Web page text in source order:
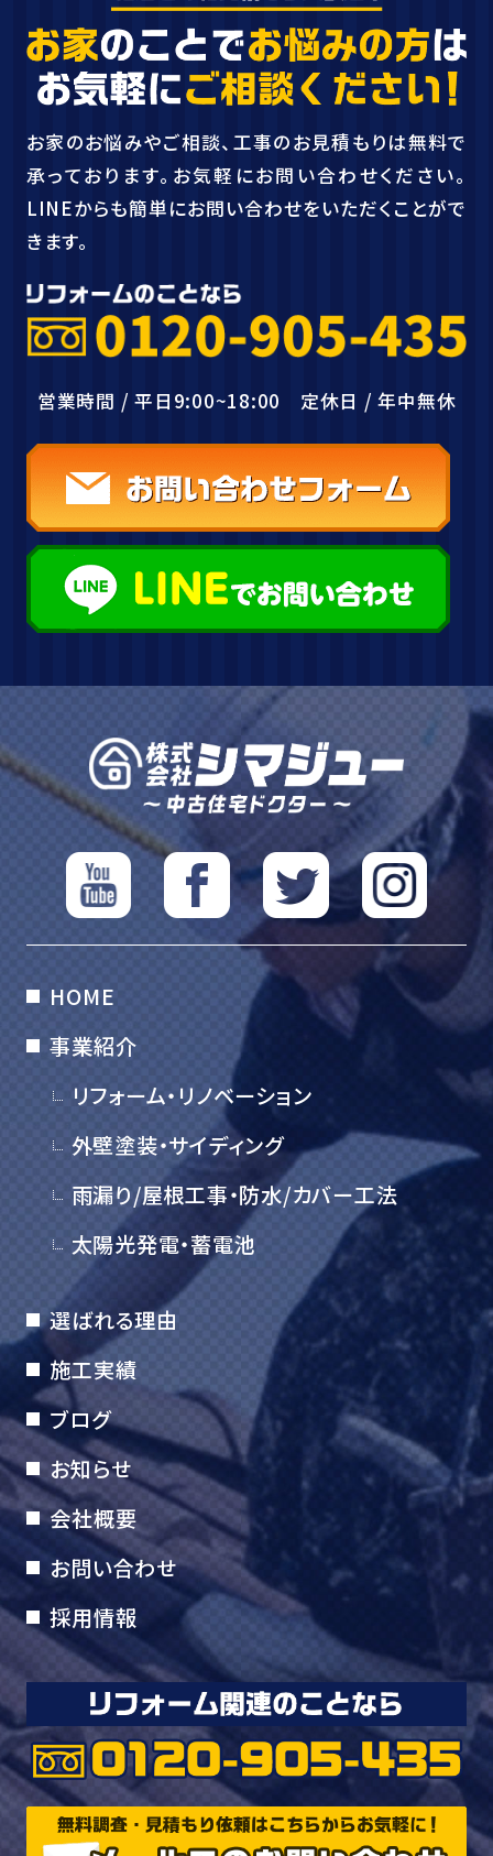
お家のお悩みやご相談、工事のお見積もりは無料で
承っております。お気軽にお問い合わせください。
LINEからも簡単にお問い合わせをいただくことがで
きます。
営業時間 / 平日9:00~18:00 定休日 / 年中無休
HOME
事業紹介
リフォーム・リノベーション
外壁塗装・サイディング
雨漏り/屋根工事・防水/カバー工法
太陽光発電・蓄電池
選ばれる理由
施工実績
ブログ
お知らせ
会社概要
お問い合わせ
採用情報